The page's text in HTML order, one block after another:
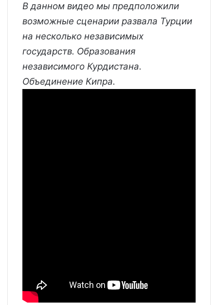
В данном видео мы предположили
возможные сценарии развала Турции
на несколько независимых
государств. Образования
независимого Курдистана.
Объединение Кипра.